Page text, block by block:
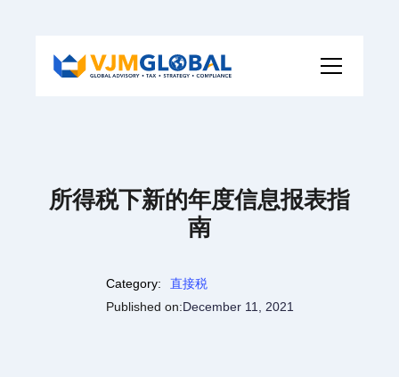
所得税下新的年度信息报表指
南
Category:
直接税
Published on:December 11, 2021